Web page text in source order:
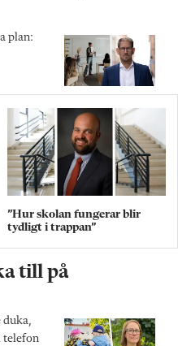
plan:
”Hur skolan fungerar blir
tydligt i trappan”
till på
duka,
telefon